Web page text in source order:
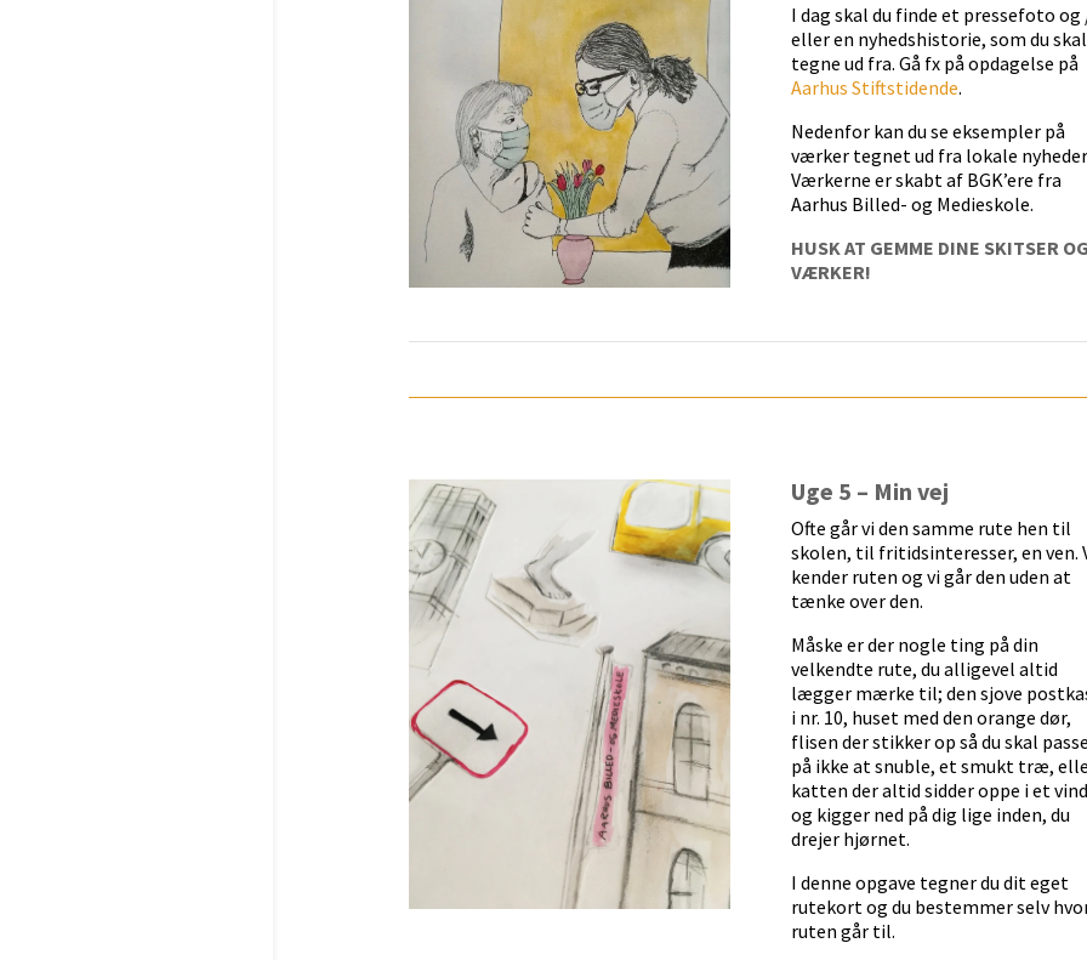
I dag skal du finde et pressefoto og
eller en nyhedshistorie, som du skal
tegne ud fra. Gå fx på opdagelse på
Aarhus Stiftstidende.
Nedenfor kan du se eksempler på
værker tegnet ud fra lokale
Værkerne er skabt af BGK’ere fra
Aarhus Billed- og Medieskole.
HUSK AT GEMME DINE SKITSER OG
VÆRKER!
Uge 5 – Min vej
Ofte går vi den samme rute hen til
skolen, til fritidsinteresser, en ven.
kender ruten og vi går den uden at
tænke over den.
Måske er der nogle ting på din
velkendte rute, du alligevel altid
lægger mærke til; den sjove
i nr. 10, huset med den orange dør,
flisen der stikker op så du skal passe
på ikke at snuble, et smukt træ,
katten der altid sidder oppe i et
og kigger ned på dig lige inden, du
drejer hjørnet.
I denne opgave tegner du dit eget
rutekort og du bestemmer selv
ruten går til.